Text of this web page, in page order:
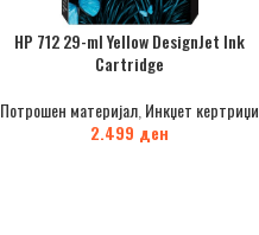
HP 712 29-ml Yellow DesignJet Ink
Cartridge
Потрошен материјал Инкџет кертриџи
2.499 ден